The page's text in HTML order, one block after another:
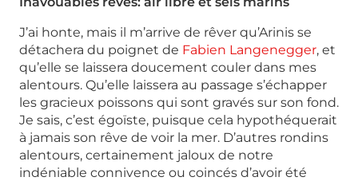
J’ai honte, mais il m’arrive de rêver qu’Arinis se
détachera du poignet de Fabien Langenegger, et
qu’elle se laissera doucement couler dans mes
alentours. Qu’elle laissera au passage s’échapper
les gracieux poissons qui sont gravés sur son fond.
Je sais, c’est égoïste, puisque cela hypothéquerait
à jamais son rêve de voir la mer. D’autres rondins
alentours, certainement jaloux de notre
indéniable connivence ou coincés d’avoir été